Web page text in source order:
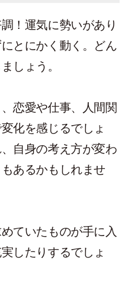
！運気に勢いがあり
とにかく動く。どん
しょう。
恋愛や仕事、人間関
化を感じるでしょ
自身の考え方が変わ
あるかもしれませ
ていたものが手に入
したりするでしょ